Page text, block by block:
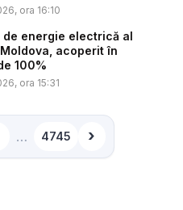
ora 16:10
de energie electrică al
acoperit în
100%
ora 15:31
… 4745 Înainte
›